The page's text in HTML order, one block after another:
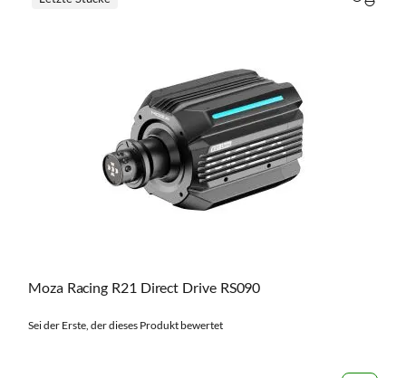
Moza Racing R21 Direct Drive RS090
Sei der Erste, der dieses Produkt bewertet